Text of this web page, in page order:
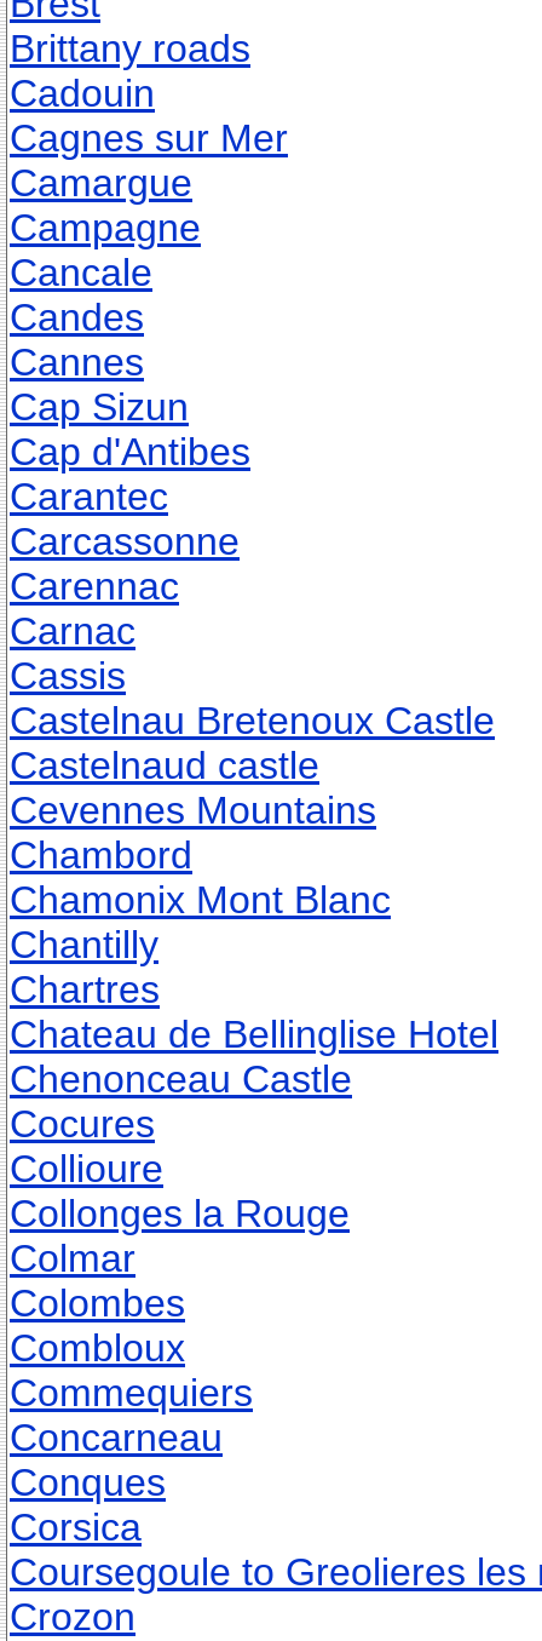
Brittany roads
Cadouin
Cagnes sur Mer
Camargue
Campagne
Cancale
Candes
Cannes
Cap Sizun
Cap d'Antibes
Carantec
Carcassonne
Carennac
Carnac
Cassis
Castelnau Bretenoux Castle
Castelnaud castle
Cevennes Mountains
Chambord
Chamonix Mont Blanc
Chantilly
Chartres
Chateau de Bellinglise Hotel
Chenonceau Castle
Cocures
Collioure
Collonges la Rouge
Colmar
Colombes
Combloux
Commequiers
Concarneau
Conques
Corsica
Coursegoule to Greolieres les
Crozon